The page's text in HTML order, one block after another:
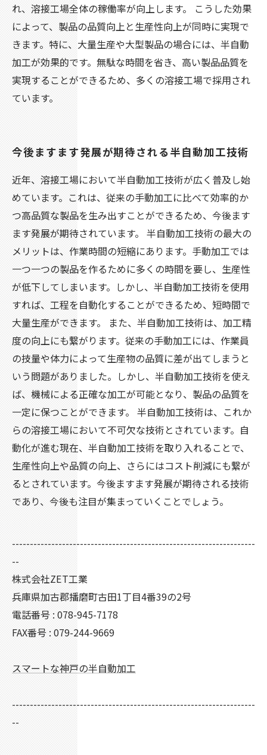
れ、溶接工場全体の稼働率が向上します。 こうした効果
によって、製品の品質向上と生産性向上が同時に実現で
きます。特に、大量生産や大型製品の場合には、半自動
加工が効果的です。無駄な時間を省き、高い製品品質を
実現することができるため、多くの溶接工場で採用され
ています。
今後ますます発展が期待される半自動加工技術
近年、溶接工場において半自動加工技術が広く普及し始
めています。これは、従来の手動加工に比べて効率的か
つ高品質な製品を生み出すことができるため、今後ます
ます発展が期待されています。 半自動加工技術の最大の
メリットは、作業時間の短縮にあります。手動加工では
一つ一つの製品を作るために多くの時間を要し、生産性
が低下してしまいます。しかし、半自動加工技術を使用
すれば、工程を自動化することができるため、短時間で
大量生産ができます。 また、半自動加工技術は、加工精
度の向上にも繋がります。従来の手動加工には、作業員
の技量や体力によって生産物の品質に差が出てしまうと
いう問題がありました。しかし、半自動加工技術を使え
ば、機械による正確な加工が可能となり、製品の品質を
一定に保つことができます。 半自動加工技術は、これか
らの溶接工場において不可欠な技術とされています。自
動化が進む現在、半自動加工技術を取り入れることで、
生産性向上や品質の向上、さらにはコスト削減にも繋が
るとされています。今後ますます発展が期待される技術
であり、今後も注目が集まっていくことでしょう。
--------------------------------------------------------------------
--
株式会社ZET工業
兵庫県加古郡播磨町古田1丁目4番39の2号
電話番号 : 078-945-7178
FAX番号 : 079-244-9669
スマートな神戸の半自動加工
--------------------------------------------------------------------
--